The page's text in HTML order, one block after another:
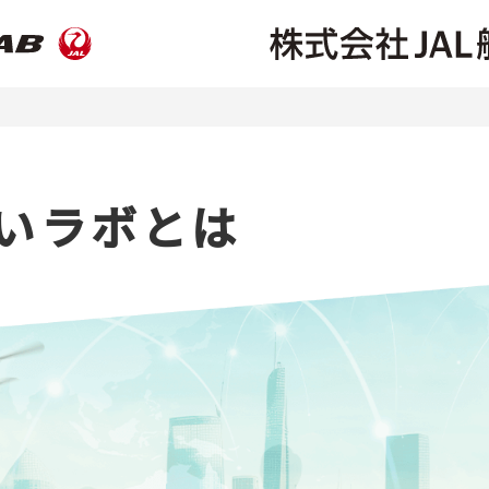
ラボとは